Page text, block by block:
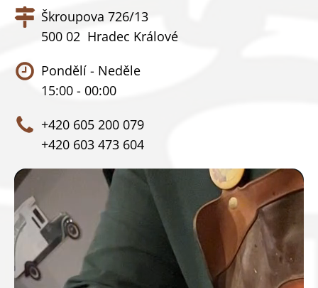
Škroupova 726/13
500 02 Hradec Králové
Pondělí - Neděle
15:00 - 00:00
+420 605 200 079
+420 603 473 604